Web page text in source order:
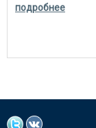
подробнее